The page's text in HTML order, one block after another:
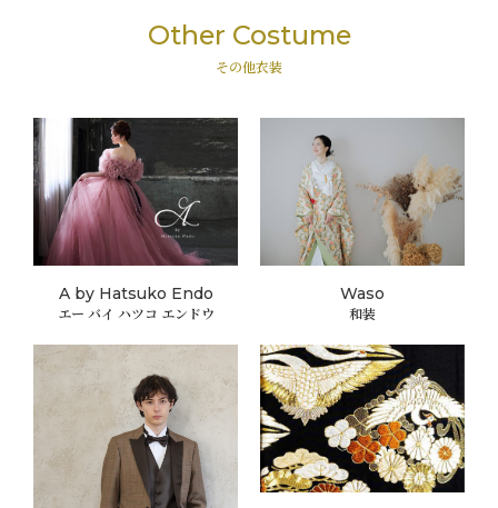
Other Costume
その他衣装
A by Hatsuko Endo
エー バイ ハツコ エンドウ
Waso
和装